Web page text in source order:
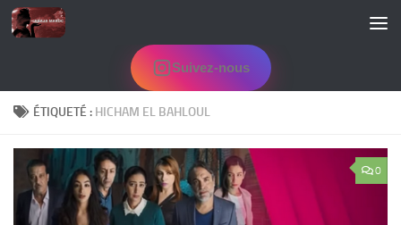
Skip to content
Suivez-nous
ÉTIQUETÉ : HICHAM EL BAHLOUL
0